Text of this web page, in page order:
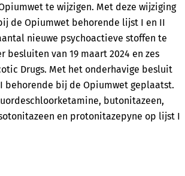
te wijzigen. Met deze wijziging
de Opiumwet behorende lijst I en II
nieuwe psychoactieve stoffen te
van 19 maart 2024 en zes
Drugs. Met het onderhavige besluit
behorende bij de Opiumwet geplaatst.
butonitazeen,
en protonitazepyne op lijst I